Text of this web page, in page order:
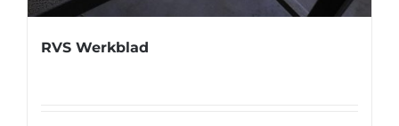
RVS Werkblad